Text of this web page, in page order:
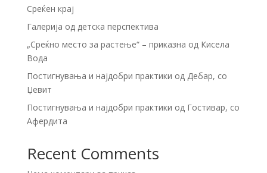
Среќен крај
Галерија од детска перспектива
„Среќно место за растење“ – приказна од Кисела
Вода
Постигнувања и најдобри практики од Дебар, со
Џевит
Постигнувања и најдобри практики од Гостивар, со
Афердита
Recent Comments